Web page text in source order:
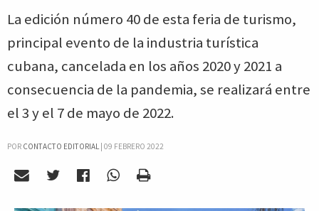
La edición número 40 de esta feria de turismo,
principal evento de la industria turística
cubana, cancelada en los años 2020 y 2021 a
consecuencia de la pandemia, se realizará entre
el 3 y el 7 de mayo de 2022.
POR CONTACTO EDITORIAL| 09 FEBRERO 2022